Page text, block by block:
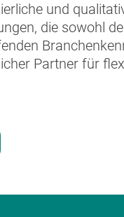
und
die sowohl
Partner für